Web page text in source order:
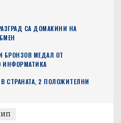
СА ДОМАКИНИ НА
БРОНЗОВ МЕДАЛ ОТ
ИНФОРМАТИКА
В СТРАНАТА, 2 ПОЛОЖИТЕЛНИ